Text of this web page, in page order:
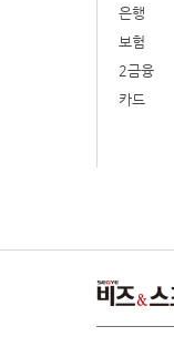
은행
보험
2금융
카드